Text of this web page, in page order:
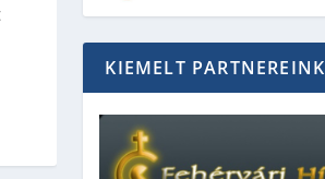
KIEMELT PARTNEREINK